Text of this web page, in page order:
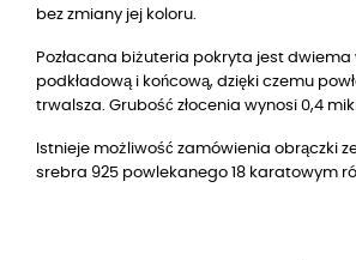
bez zmiany jej koloru.
Pozłacana biżuteria pokryta jest dwiema
podkładową i końcową, dzięki czemu
trwalsza. Grubość złocenia wynosi 0,4
Istnieje możliwość zamówienia obrączki
srebra 925 powlekanego 18 karatowym